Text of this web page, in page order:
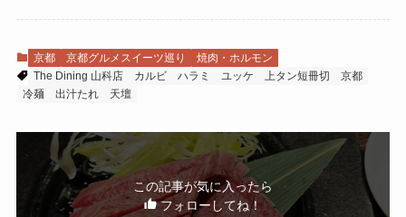
京都 京都グルメスイーツ巡り
焼肉・ホルモン
The Dining 山科店
カルビ ハラミ ユッケ 上タン短冊切
京都
冷麺
出汁たれ 天壇
この記事が気に入ったら
フォローしてね！